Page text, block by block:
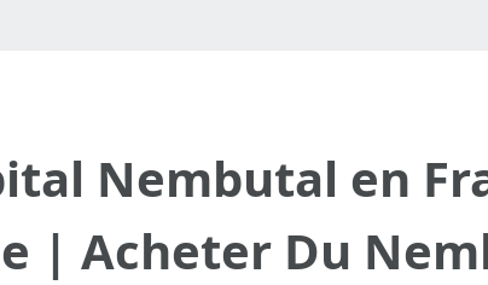
Nembutal en
| Acheter Du